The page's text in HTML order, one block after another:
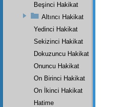
Beşinci Hakikat
Altıncı Hakikat
Yedinci Hakikat
Sekizinci Hakikat
Dokuzuncu Hakikat
Onuncu Hakikat
On Birinci Hakikat
On İkinci Hakikat
Hatime